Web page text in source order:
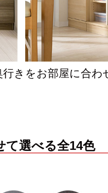
きをお部屋に合
て選べる全14色